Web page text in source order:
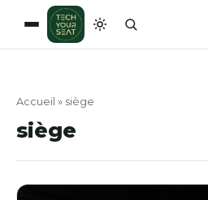
contenu
Accueil » siège
siège